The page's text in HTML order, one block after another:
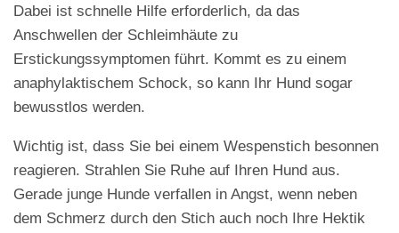
Dabei ist schnelle Hilfe erforderlich, da das
Anschwellen der Schleimhäute zu
Erstickungssymptomen führt. Kommt es zu einem
anaphylaktischem Schock, so kann Ihr Hund sogar
bewusstlos werden.
Wichtig ist, dass Sie bei einem Wespenstich besonnen
reagieren. Strahlen Sie Ruhe auf Ihren Hund aus.
Gerade junge Hunde verfallen in Angst, wenn neben
dem Schmerz durch den Stich auch noch Ihre Hektik